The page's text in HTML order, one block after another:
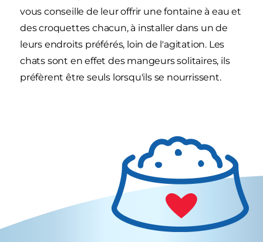
vous conseille de leur offrir une fontaine à eau et
des croquettes chacun, à installer dans un de
leurs endroits préférés, loin de l'agitation. Les
chats sont en effet des mangeurs solitaires, ils
préfèrent être seuls lorsqu'ils se nourrissent.